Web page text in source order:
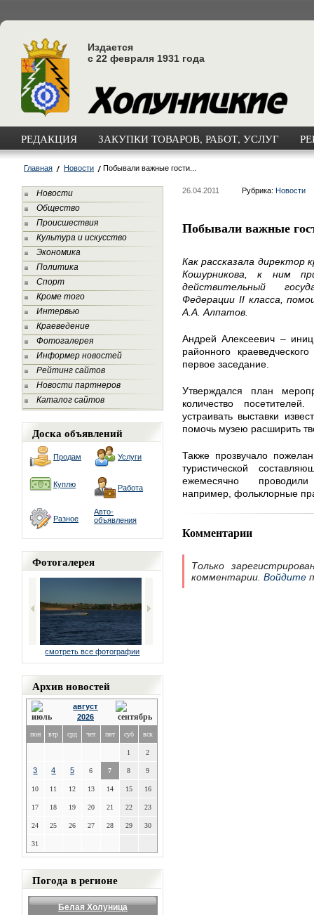
Издается
с 22 февраля 1931 года
РЕДАКЦИЯ ЗАКУПКИ ТОВАРОВ, РАБОТ, УСЛУГ
Главная Новости Побывали важные гости...
Новости
Общество
Происшествия
Культура и искусство
Экономика
Политика
Спорт
Кроме того
Интервью
Краеведение
Фотогалерея
Информер новостей
Рейтинг сайтов
Новости партнеров
Каталог сайтов
Доска объявлений
Продам Услуги
Куплю Работа
Разное
Авто-
объявления
Фотогалерея
смотреть все фотографии
Архив новостей
август
2026
пон втр срд чет пят суб вск
1 2
3 4 5 6 7 8 9
10 11 12 13 14 15 16
17 18 19 20 21 22 23
24 25 26 27 28 29 30
31
Погода в регионе
Белая Холуница
26.04.2011 Рубрика: Новости
Побывали важные
Как рассказала директор
Кошурникова, к ним
действительный
Федерации II класса,
А.А. Алпатов.
Андрей Алексеевич –
районного
первое заседание.
Утверждался план
количество
устраивать выставки
помочь музею расширить
Также прозвучало
туристической
ежемесячно
например, фольклорные
Комментарии
Только
комментарии. Войдите